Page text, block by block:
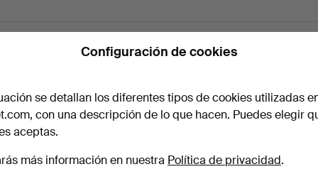
gratuita
valorar?
para una estimación más precisa facilita ambas cosas.
formulario.
Configuración de cookies
se detallan los diferentes tipos de cookies utilizadas
con una descripción de lo que hacen. Puedes elegir
aceptas.
más información en nuestra Política de privacidad.